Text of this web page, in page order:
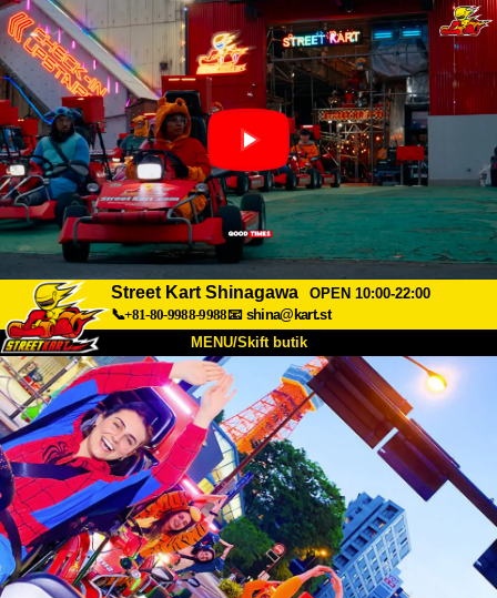
Street Kart Shinagawa
OPEN 10:00-22:00
📞+81-80-9988-9988📧 shina@kart.st
MENU/Skift butik
Om Specifikationer Pris
Adgang Stemme FAQ
Virksomhed Booking
Skift butik
Tokyo Shinagawa Tokyo Akihabara#1